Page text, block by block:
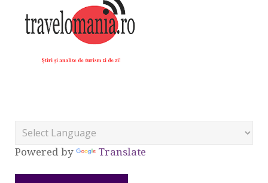
Powered by Translate